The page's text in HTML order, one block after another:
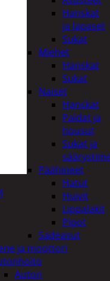
Hanskat
ja lapaset
Sukat
Miehet
Hanskat
Sukat
Naiset
Hanskat
Paidat ja
housut
Sukat ja
Päähineet
Hatut
Huivit
Lippalakit
Pipot
Sadeasut
ja moottori
Auton